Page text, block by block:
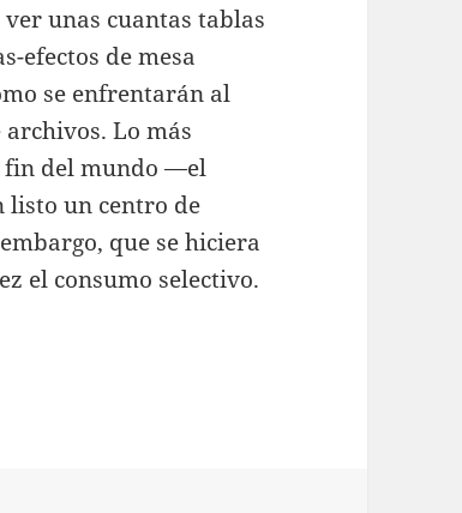
unas cuantas tablas
efectos de mesa
se enfrentarán al
Lo más
fin del mundo —el
listo un centro de
que se hiciera
el consumo selectivo.